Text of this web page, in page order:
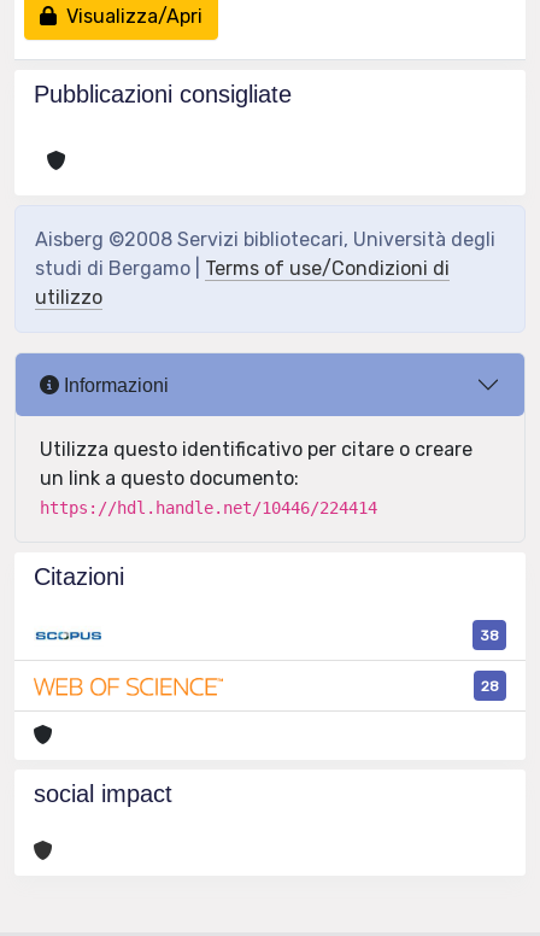
Visualizza/Apri
Pubblicazioni consigliate
Aisberg ©2008 Servizi bibliotecari, Università degli
studi di Bergamo | Terms of use/Condizioni di
utilizzo
Informazioni
Utilizza questo identificativo per citare o creare
un link a questo documento:
https://hdl.handle.net/10446/224414
Citazioni
38
28
social impact